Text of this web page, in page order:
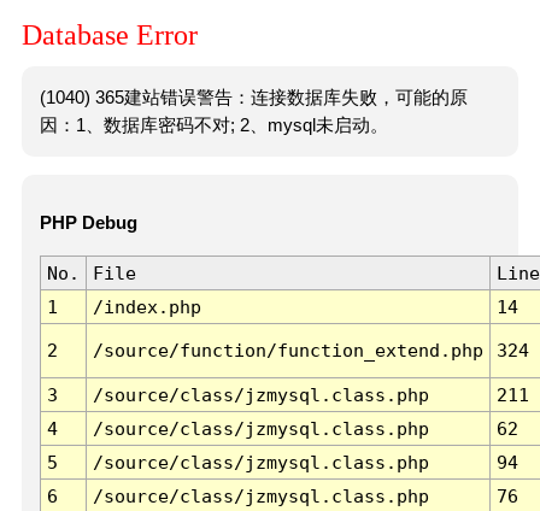
Database Error
(1040) 365建站错误警告：连接数据库失败，可能的原
因：1、数据库密码不对; 2、mysql未启动。
PHP Debug
No. File
Line
1
/index.php 14
2 /source/function/function_extend.php 324
3 /source/class/jzmysql.class.php
211
4
/source/class/jzmysql.class.php
62
5
/source/class/jzmysql.class.php
94
6
/source/class/jzmysql.class.php 76